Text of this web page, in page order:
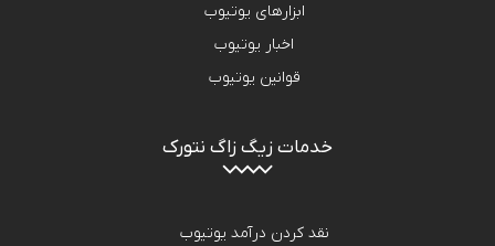
ابزارهای یوتیوب
اخبار یوتیوب
قوانین یوتیوب
خدمات زیگ زاگ نتورک
نقد کردن درآمد یوتیوب